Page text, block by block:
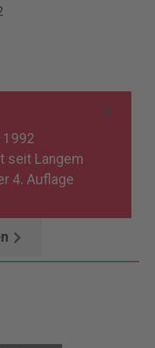
1992
seit Langem
4. Auflage